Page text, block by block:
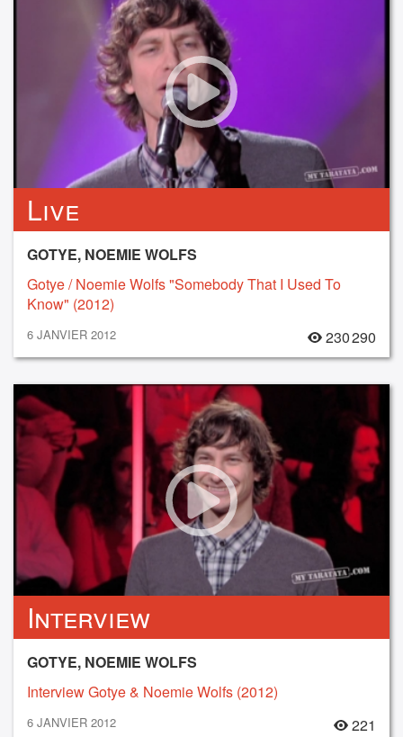
Live
GOTYE, NOEMIE WOLFS
Gotye / Noemie Wolfs "Somebody That I Used To
Know" (2012)
6 JANVIER 2012 230 290
Interview
GOTYE, NOEMIE WOLFS
Interview Gotye & Noemie Wolfs (2012)
6 JANVIER 2012 221